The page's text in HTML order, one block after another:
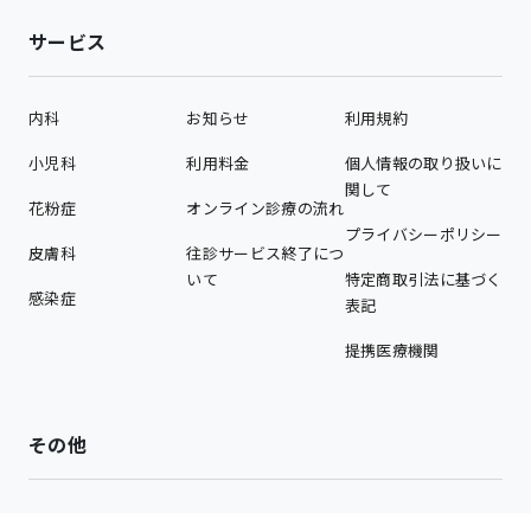
サービス
内科
小児科
花粉症
皮膚科
感染症
お知らせ
利用料金
オンライン診療の流れ
往診サービス終了につ
いて
利用規約
個人情報の取り扱いに
関して
プライバシーポリシー
特定商取引法に基づく
表記
提携医療機関
その他